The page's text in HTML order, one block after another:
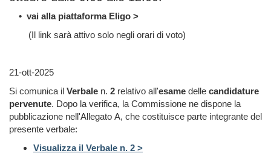
• vai alla piattaforma Eligo >
(Il link sarà attivo solo negli orari di voto)
21-ott-2025
Si comunica il Verbale n. 2 relativo all'esame delle candidature
pervenute. Dopo la verifica, la Commissione ne dispone la
pubblicazione nell'Allegato A, che costituisce parte integrante del
presente verbale:
Visualizza il Verbale n. 2 >